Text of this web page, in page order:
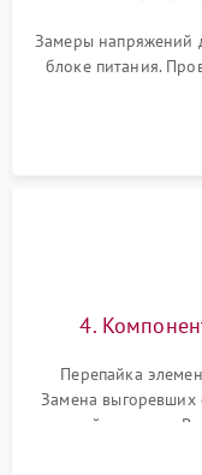
Замеры напряжений
блоке питания.
помощью
4.
Перепайка
Замена
хрупкой матрицы.